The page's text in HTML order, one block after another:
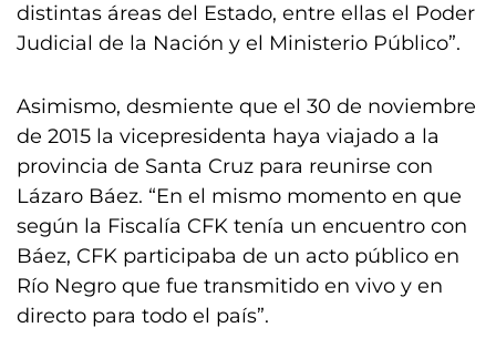
distintas áreas del Estado, entre ellas el Poder
Judicial de la Nación y el Ministerio Público”.
Asimismo, desmiente que el 30 de noviembre
de 2015 la vicepresidenta haya viajado a la
provincia de Santa Cruz para reunirse con
Lázaro Báez. “En el mismo momento en que
según la Fiscalía CFK tenía un encuentro con
Báez, CFK participaba de un acto público en
Río Negro que fue transmitido en vivo y en
directo para todo el país”.